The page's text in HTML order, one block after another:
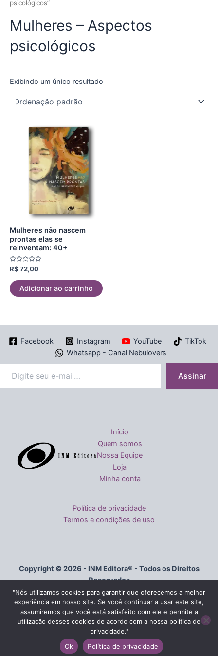
psicológicos”
Mulheres – Aspectos
psicológicos
Exibindo um único resultado
Mulheres não nascem
prontas elas se
reinventam: 40+
Avaliação
de
5
R$ 72,00
Adicionar ao carrinho
Facebook Instagram YouTube
TikTok
Whatsapp - Canal Nebulovers
Assinar
Início
Quem somos
Nossa Equipe
Loja
Minha conta
Política de privacidade
Termos e condições de uso
Copyright © 2026 - INM Editora® - Todos os Direitos
Reservados
Av. Paulista, 326 - Conjunto 103 - Bela Vista, São Paulo - SP,
01310-000
+55 (11) 5026 7748E-mail:contato@inmeditora.com.br
"Nós utilizamos cookies para garantir que oferecemos a melhor
experiência em nosso site. Se você continuar a usar este site,
assumiremos que você está satisfeito com ele e permite a
utilização desses cookies de acordo com a nossa política de
privacidade."
Ok
Política de privacidade
Fale conosco